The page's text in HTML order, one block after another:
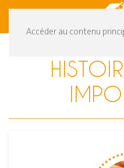
Accéder au contenu